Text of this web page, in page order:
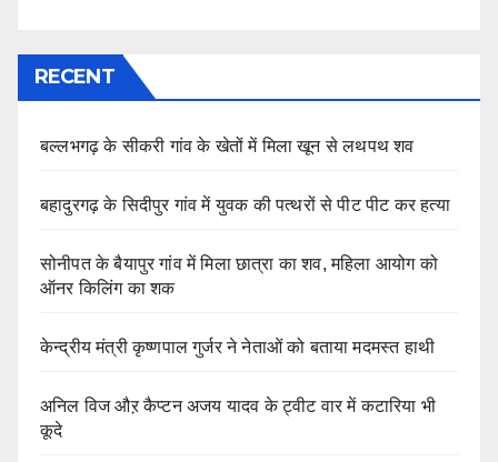
RECENT
बल्लभगढ़ के सीकरी गांव के खेतों में मिला खून से लथपथ शव
बहादुरगढ़ के सिदीपुर गांव में युवक की पत्थरों से पीट पीट कर हत्या
सोनीपत के बैयापुर गांव में मिला छात्रा का शव, महिला आयोग को
ऑनर किलिंग का शक
केन्द्रीय मंत्री कृष्णपाल गुर्जर ने नेताओं को बताया मदमस्त हाथी
अनिल विज औऱ कैप्टन अजय यादव के ट्वीट वार में कटारिया भी
कूदे